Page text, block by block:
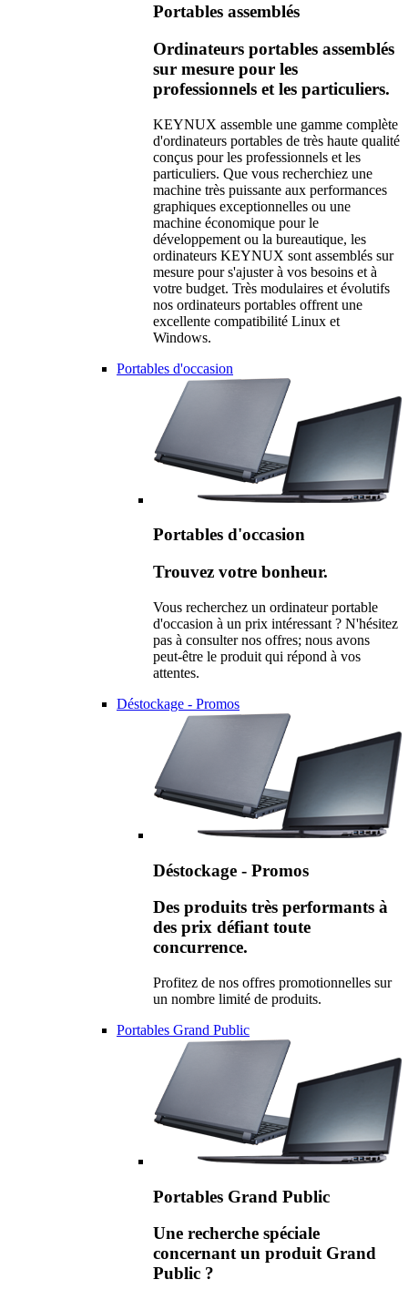
Portables assemblés
Ordinateurs portables assemblés
sur mesure pour les
professionnels et les particuliers.
KEYNUX assemble une gamme complète
d'ordinateurs portables de très haute qualité
conçus pour les professionnels et les
particuliers. Que vous recherchiez une
machine très puissante aux performances
graphiques exceptionnelles ou une
machine économique pour le
développement ou la bureautique, les
ordinateurs KEYNUX sont assemblés sur
mesure pour s'ajuster à vos besoins et à
votre budget. Très modulaires et évolutifs
nos ordinateurs portables offrent une
excellente compatibilité Linux et
Windows.
Portables d'occasion
Portables d'occasion
Trouvez votre bonheur.
Vous recherchez un ordinateur portable
d'occasion à un prix intéressant ? N'hésitez
pas à consulter nos offres; nous avons
peut-être le produit qui répond à vos
attentes.
Déstockage - Promos
Déstockage - Promos
Des produits très performants à
des prix défiant toute
concurrence.
Profitez de nos offres promotionnelles sur
un nombre limité de produits.
Portables Grand Public
Portables Grand Public
Une recherche spéciale
concernant un produit Grand
Public ?